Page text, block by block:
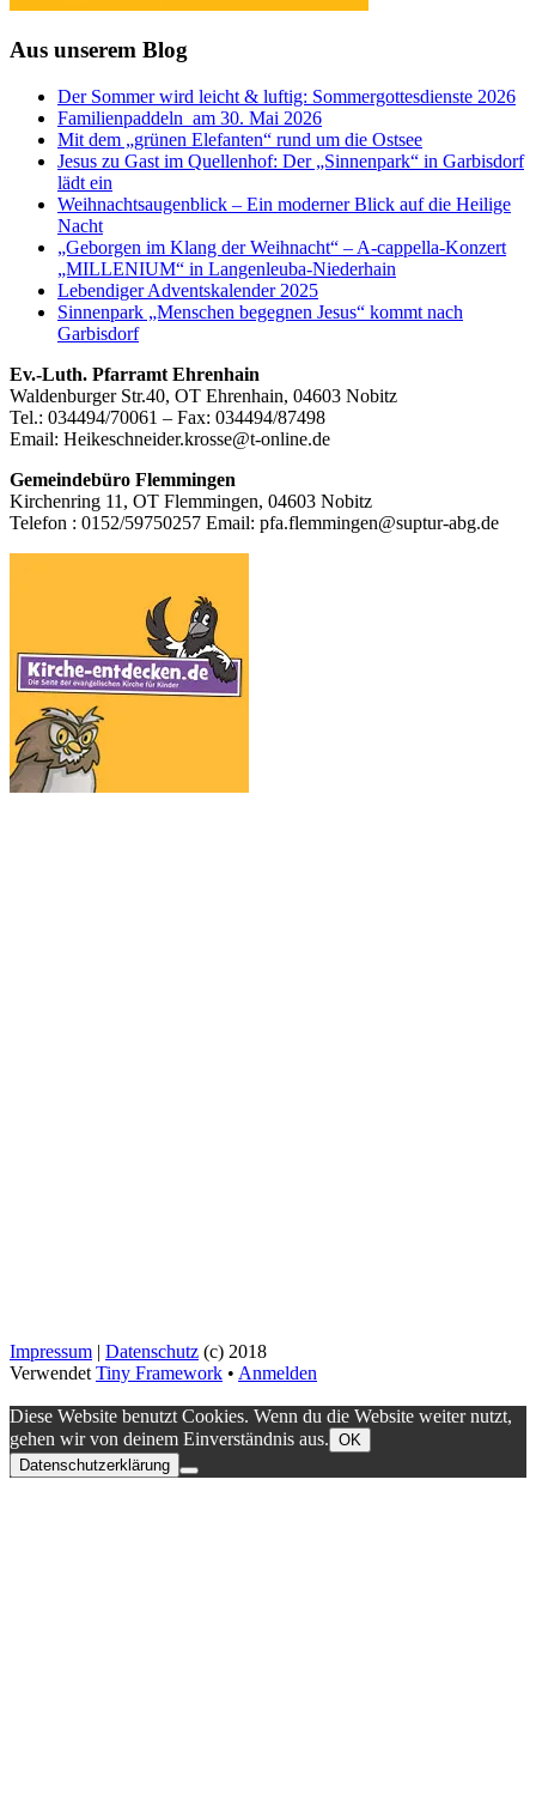
Aus unserem Blog
Der Sommer wird leicht & luftig: Sommergottesdienste 2026
Familienpaddeln am 30. Mai 2026
Mit dem „grünen Elefanten“ rund um die Ostsee
Jesus zu Gast im Quellenhof: Der „Sinnenpark“ in Garbisdorf
lädt ein
Weihnachtsaugenblick – Ein moderner Blick auf die Heilige
Nacht
„Geborgen im Klang der Weihnacht“ – A-cappella-Konzert
„MILLENIUM“ in Langenleuba-Niederhain
Lebendiger Adventskalender 2025
Sinnenpark „Menschen begegnen Jesus“ kommt nach
Garbisdorf
Footer
Inhalt
Ev.-Luth. Pfarramt Ehrenhain
Waldenburger Str.40, OT Ehrenhain, 04603 Nobitz
Tel.: 034494/70061 – Fax: 034494/87498
Email: Heikeschneider.krosse@t-online.de
Gemeindebüro Flemmingen
Kirchenring 11, OT Flemmingen, 04603 Nobitz
Telefon : 0152/59750257 Email: pfa.flemmingen@suptur-abg.de
Impressum | Datenschutz (c) 2018
Verwendet Tiny Framework • Anmelden
Diese Website benutzt Cookies. Wenn du die Website weiter nutzt,
gehen wir von deinem Einverständnis aus. OK
Datenschutzerklärung